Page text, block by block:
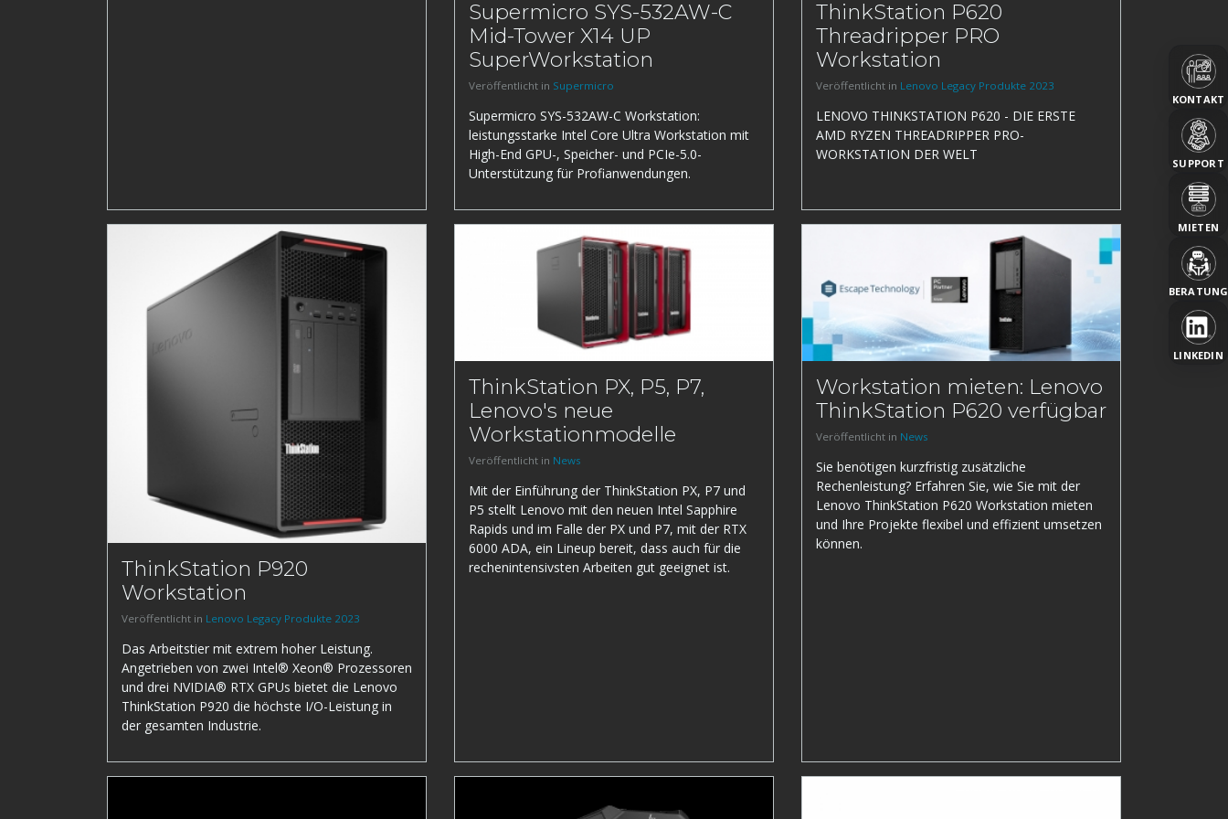
KONTAKT
SUPPORT
MIETEN
BERATUNG
LINKEDIN
Supermicro SYS-532AW-C
Mid-Tower X14 UP
SuperWorkstation
Veröffentlicht in Supermicro
Supermicro SYS-532AW-C Workstation:
leistungsstarke Intel Core Ultra Workstation mit
High-End GPU-, Speicher- und PCIe-5.0-
Unterstützung für Profianwendungen.
ThinkStation P620
Threadripper PRO
Workstation
Veröffentlicht in Lenovo Legacy Produkte 2023
LENOVO THINKSTATION P620 - DIE ERSTE
AMD RYZEN THREADRIPPER PRO-
WORKSTATION DER WELT
ThinkStation P920
Workstation
Veröffentlicht in Lenovo Legacy Produkte 2023
Das Arbeitstier mit extrem hoher Leistung.
Angetrieben von zwei Intel® Xeon® Prozessoren
und drei NVIDIA® RTX GPUs bietet die Lenovo
ThinkStation P920 die höchste I/O-Leistung in
der gesamten Industrie.
ThinkStation PX, P5, P7,
Lenovo's neue
Workstationmodelle
Veröffentlicht in News
Mit der Einführung der ThinkStation PX, P7 und
P5 stellt Lenovo mit den neuen Intel Sapphire
Rapids und im Falle der PX und P7, mit der RTX
6000 ADA, ein Lineup bereit, dass auch für die
rechenintensivsten Arbeiten gut geeignet ist.
Workstation mieten: Lenovo
ThinkStation P620 verfügbar
Veröffentlicht in News
Sie benötigen kurzfristig zusätzliche
Rechenleistung? Erfahren Sie, wie Sie mit der
Lenovo ThinkStation P620 Workstation mieten
und Ihre Projekte flexibel und effizient umsetzen
können.